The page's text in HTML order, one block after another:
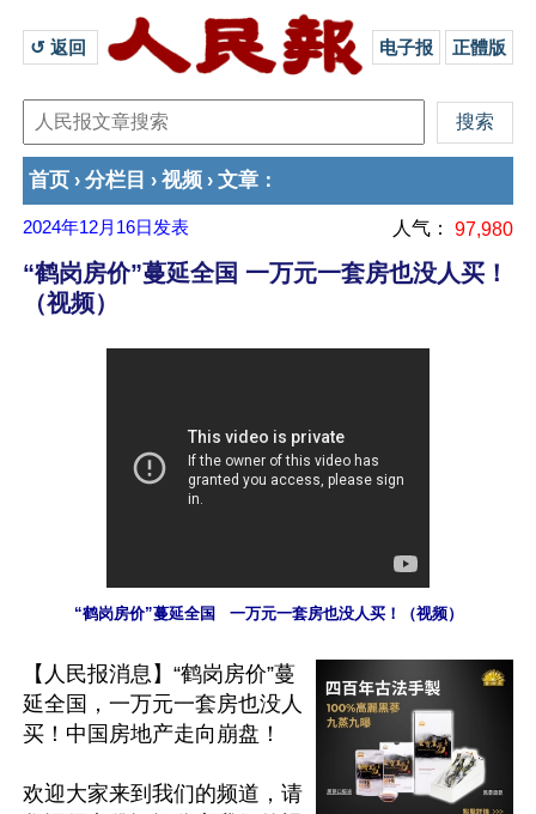
↺ 返回 电子报 正體版
首页 › 分栏目 › 视频 › 文章 ：
2024年12月16日 发表 人气： 97,980
“鹤岗房价”蔓延全国 一万元一套房也没人买！
（视频）
“鹤岗房价”蔓延全国   一万元一套房也没人买！（视频）
【人民报消息】“鹤岗房价”蔓
延全国，一万元一套房也没人
买！中国房地产走向崩盘！
欢迎大家来到我们的频道，请